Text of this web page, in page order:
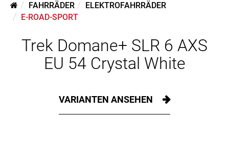
FAHRRÄDER
ELEKTROFAHRRÄDER
E-ROAD-SPORT
Trek Domane+ SLR 6 AXS
EU 54 Crystal White
VARIANTEN ANSEHEN